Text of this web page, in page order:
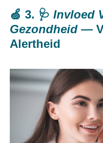
🍏 3. 🩺 Invloed
Gezondheid —
Alertheid